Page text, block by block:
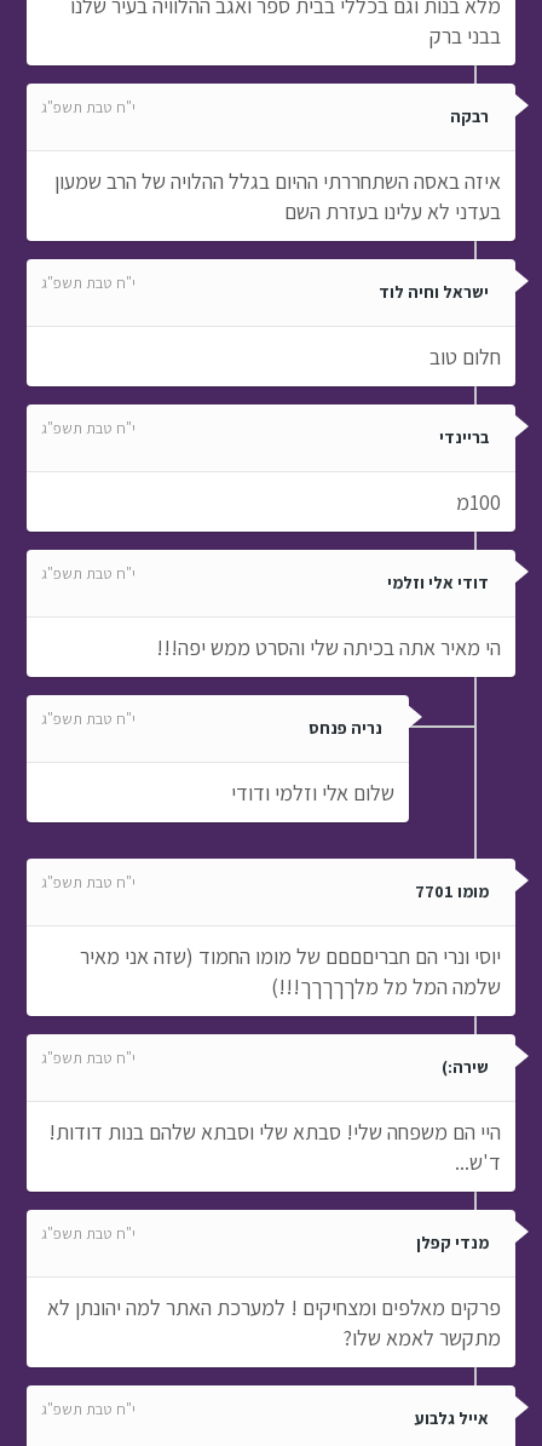
מלא בנות וגם בכללי בבית ספר ואגב ההלוויה בעיר שלנו
בבני ברק
רבקה י"ח טבת תשפ"ג
איזה באסה השתחררתי ההיום בגלל ההלויה של הרב שמעון
בעדני לא עלינו בעזרת השם
ישראל וחיה לוד י"ח טבת תשפ"ג
חלום טוב
בריינדי י"ח טבת תשפ"ג
100מ
דודי אלי וזלמי י"ח טבת תשפ"ג
הי מאיר אתה בכיתה שלי והסרט ממש יפה!!!
נריה פנחס י"ח טבת תשפ"ג
שלום אלי וזלמי ודודי
מומו 7701 י"ח טבת תשפ"ג
יוסי ונרי הם חבריםםםם של מומו החמוד (שזה אני מאיר
שלמה המל מל מלךךךךך!!!)
שירה:) י"ח טבת תשפ"ג
היי הם משפחה שלי! סבתא שלי וסבתא שלהם בנות דודות!
ד'ש...
מנדי קפלן י"ח טבת תשפ"ג
פרקים מאלפים ומצחיקים ! למערכת האתר למה יהונתן לא
מתקשר לאמא שלו?
אייל גלבוע י"ח טבת תשפ"ג